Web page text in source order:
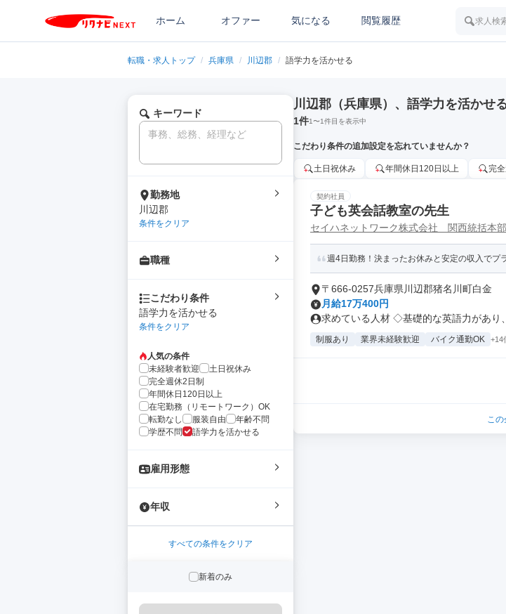
ホーム オファー 気になる 閲覧履歴 求人検
転職・求人トップ / 兵庫県 / 川辺郡 / 語学力を活かせる
キーワード
勤務地
川辺郡
条件をクリア
職種
こだわり条件
語学力を活かせる
条件をクリア
人気の条件
未経験者歓迎
土日祝休み
完全週休2日制
年間休日120日以上
在宅勤務（リモートワーク）OK
転勤なし
服装自由
年齢不問
学歴不問
語学力を活かせる
雇用形態
年収
すべての条件をクリア
新着のみ
川辺郡（兵庫県）、語学力を活かせ
1件1〜1件目を表示中
こだわり条件の追加設定を忘れていませんか？
土日祝休み 年間休日120日以上 完
契約社員
子ども英会話教室の先生
セイハネットワーク株式会社 関西統括本部
週4日勤務！決まったお休みと安定の収入でプ
〒666-0257兵庫県川辺郡猪名川町白金
月給17万400円
求めている人材 ◇基礎的な英語力があり
制服あり 業界未経験歓迎 バイク通勤OK +14
こ